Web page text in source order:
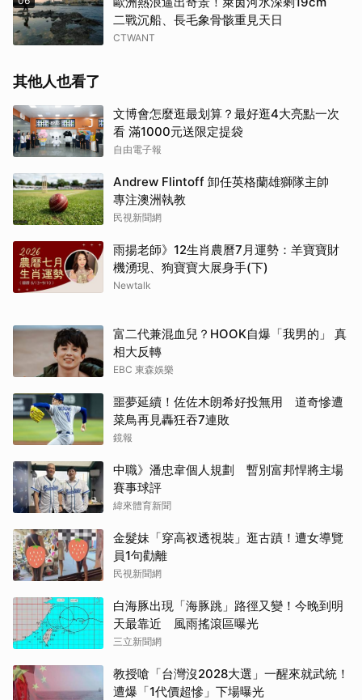
二戰沉船、長毛象骨骸重見天日
CTWANT
其他人也看了
文博會怎麼逛最划算？最好逛4大亮點一次
看 滿1000元送限定提袋
自由電子報
Andrew Flintoff 卸任英格蘭雄獅隊主帥
專注澳洲執教
民視新聞網
雨揚老師》12生肖農曆7月運勢：羊寶寶財
機湧現、狗寶寶大展身手(下)
Newtalk
富二代兼混血兒？HOOK自爆「我男的」 真
相大反轉
EBC 東森娛樂
噩夢延續！佐佐木朗希好投無用 道奇慘遭
菜鳥再見轟狂吞7連敗
鏡報
中職》潘忠韋個人規劃 暫別富邦悍將主場
賽事球評
緯來體育新聞
金髮妹「穿高衩透視裝」逛古蹟！遭女導覽
員1句勸離
民視新聞網
白海豚出現「海豚跳」路徑又變！今晚到明
天最靠近 風雨搖滾區曝光
三立新聞網
教授嗆「台灣沒2028大選」一醒來就武統！
遭爆「1代價超慘」下場曝光